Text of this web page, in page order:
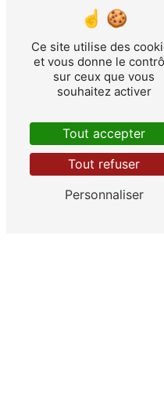
Ce site utilise des
et vous donne le
sur ceux que vous
souhaitez activer
Tout accepter
Tout refuser
Personnaliser